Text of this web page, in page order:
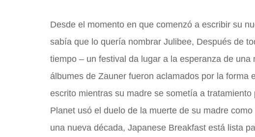
Desde el momento en que comenzó a escribir su
sabía que lo quería nombrar Julibee, Después de
tiempo – un festival da lugar a la esperanza de
álbumes de Zauner fueron aclamados por la forma
escrito mientras su madre se sometía a
Planet usó el duelo de la muerte de su madre
una nueva década, Japanese Breakfast está lista